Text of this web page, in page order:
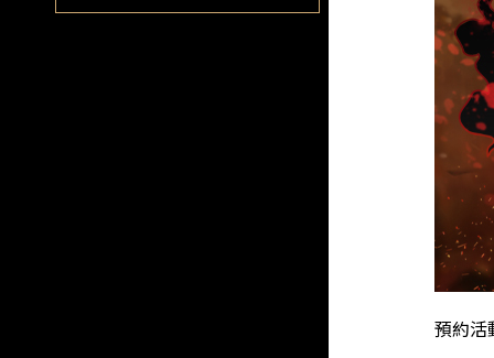
預約